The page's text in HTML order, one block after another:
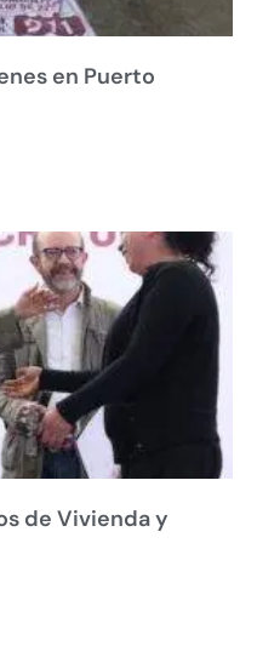
en Puerto
de Vivienda y